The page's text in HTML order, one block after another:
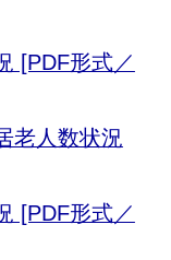
[PDF形式／
老人数状況
[PDF形式／